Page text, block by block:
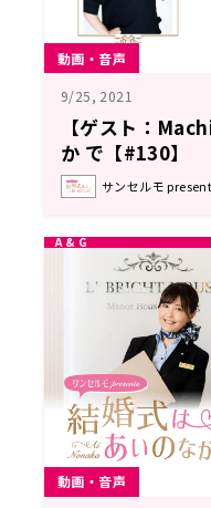
動画・音声
9/25, 2021
【ゲスト：
か で【#130】
サンセルモ
動画・音声